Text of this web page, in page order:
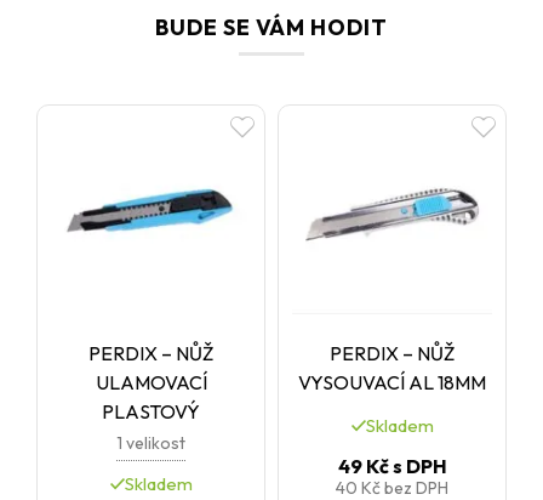
BUDE SE VÁM HODIT
PERDIX – NŮŽ
ULAMOVACÍ
PLASTOVÝ
1 velikost
Skladem
PERDIX – NŮŽ
VYSOUVACÍ AL 18MM
Skladem
49 Kčs DPH
40 Kčbez DPH